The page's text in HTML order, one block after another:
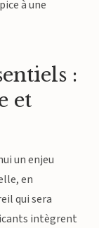
à une
:
et
un enjeu
en
qui sera
intègrent